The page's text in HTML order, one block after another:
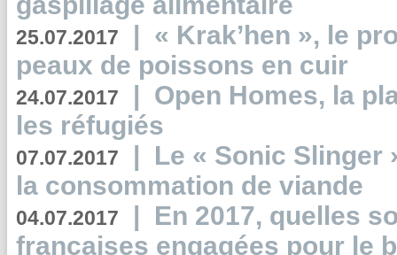
25.07.2017 | « Krak’hen », le
peaux de poissons en cuir
24.07.2017 | Open Homes, la
les réfugiés
07.07.2017 | Le « Sonic Slinger
la consommation de viande
04.07.2017 | En 2017, quelles
françaises engagées pour le